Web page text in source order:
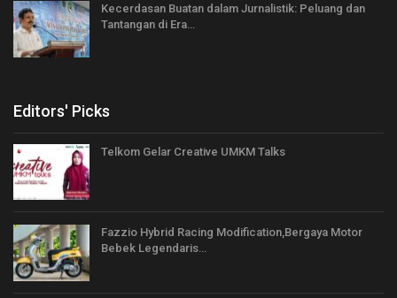
Kecerdasan Buatan dalam Jurnalistik: Peluang dan
Tantangan di Era…
Editors' Picks
Telkom Gelar Creative UMKM Talks
Fazzio Hybrid Racing Modification,Bergaya Motor
Bebek Legendaris…